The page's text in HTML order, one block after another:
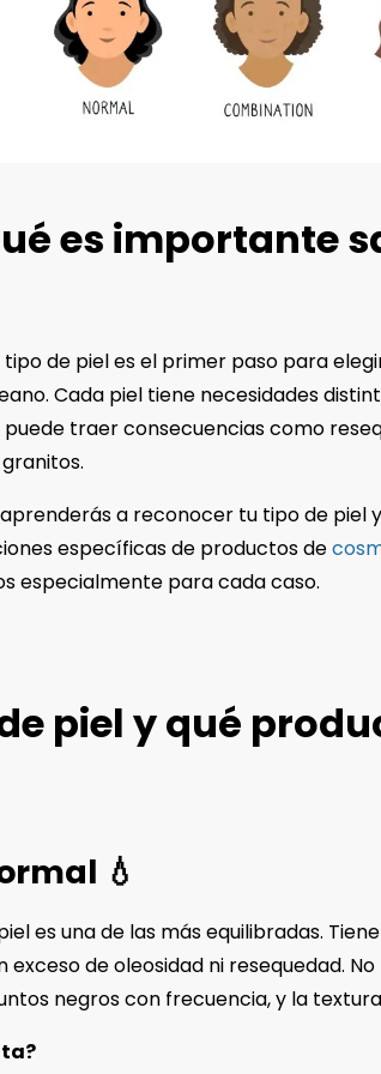
es importante
de piel es el primer paso para
Cada piel tiene necesidades
traer consecuencias como
a reconocer tu tipo de piel
específicas de productos de
especialmente para cada caso.
piel y qué
💧
es una de las más equilibradas.
exceso de oleosidad ni resequedad.
negros con frecuencia, y la